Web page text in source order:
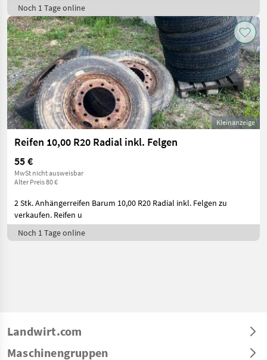
Noch 1 Tage online
Kleinanzeige
Reifen 10,00 R20 Radial inkl. Felgen
55 €
MwSt nicht ausweisbar
Alter Preis 80 €
2 Stk. Anhängerreifen Barum 10,00 R20 Radial inkl. Felgen zu
verkaufen. Reifen u
Noch 1 Tage online
Landwirt.com
Maschinengruppen